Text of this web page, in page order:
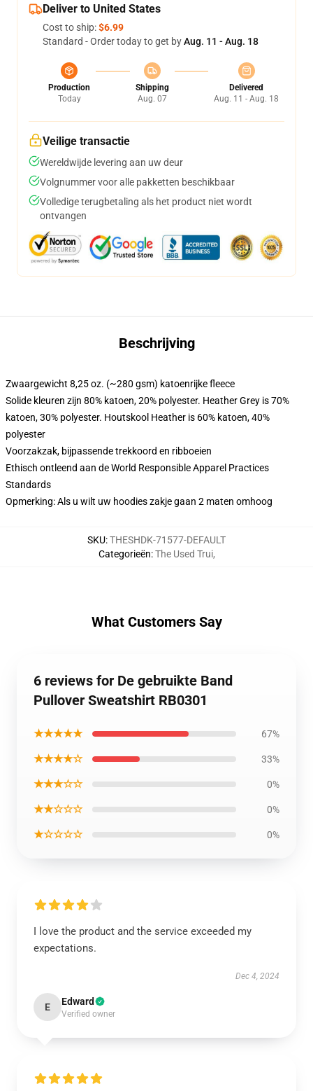
Deliver to United States
Cost to ship:$6.99
Standard - Order today to get byAug. 11 - Aug. 18
Production
Today
Shipping
Aug. 07
Delivered
Aug. 11 - Aug. 18
Veilige transactie
Wereldwijde levering aan uw deur
Volgnummer voor alle pakketten beschikbaar
Volledige terugbetaling als het product niet wordt
ontvangen
Beschrijving
Zwaargewicht 8,25 oz. (~280 gsm) katoenrijke fleece
Solide kleuren zijn 80% katoen, 20% polyester. Heather Grey is 70%
katoen, 30% polyester. Houtskool Heather is 60% katoen, 40%
polyester
Voorzakzak, bijpassende trekkoord en ribboeien
Ethisch ontleend aan de World Responsible Apparel Practices
Standards
Opmerking: Als u wilt uw hoodies zakje gaan 2 maten omhoog
SKU:THESHDK-71577-DEFAULT
Categorieën:The Used Trui,
What Customers Say
6 reviews for De gebruikte Band
Pullover Sweatshirt RB0301
★★★★★ 67%
★★★★☆ 33%
★★★☆☆ 0%
★★☆☆☆ 0%
★☆☆☆☆ 0%
I love the product and the service exceeded my
expectations.
Dec 4, 2024
E Edward
Verified owner